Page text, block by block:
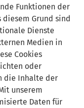
Funktionen der
Grund sind
Dienste
Medien in
Cookies
oder
die Inhalte der
unserem
Daten für